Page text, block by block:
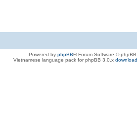
Powered by phpBB® Forum Software © phpBB
Vietnamese language pack for phpBB 3.0.x